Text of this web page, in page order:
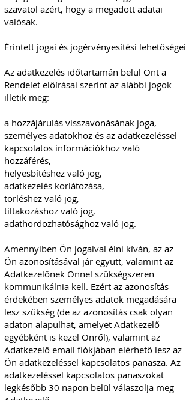
szavatol azért, hogy a megadott adatai
valósak.
Érintett jogai és jogérvényesítési lehetőségei
Az adatkezelés időtartamán belül Önt a
Rendelet előírásai szerint az alábbi jogok
illetik meg:
a hozzájárulás visszavonásának joga,
személyes adatokhoz és az adatkezeléssel
kapcsolatos információkhoz való
hozzáférés,
helyesbítéshez való jog,
adatkezelés korlátozása,
törléshez való jog,
tiltakozáshoz való jog,
adathordozhatósághoz való jog.
Amennyiben Ön jogaival élni kíván, az az
Ön azonosításával jár együtt, valamint az
Adatkezelőnek Önnel szükségszeren
kommunikálnia kell. Ezért az azonosítás
érdekében személyes adatok megadására
lesz szükség (de az azonosítás csak olyan
adaton alapulhat, amelyet Adatkezelő
egyébként is kezel Önről), valamint az
Adatkezelő email fiókjában elérhető lesz az
Ön adatkezeléssel kapcsolatos panasza. Az
adatkezeléssel kapcsolatos panaszokat
legkésőbb 30 napon belül válaszolja meg